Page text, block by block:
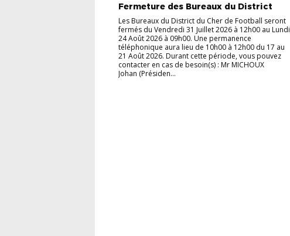
Fermeture des Bureaux du District
Les Bureaux du District du Cher de Football seront
fermés du Vendredi 31 Juillet 2026 à 12h00 au Lundi
24 Août 2026 à 09h00. Une permanence
téléphonique aura lieu de 10h00 à 12h00 du 17 au
21 Août 2026. Durant cette période, vous pouvez
contacter en cas de besoin(s) : Mr MICHOUX
Johan (Présiden...